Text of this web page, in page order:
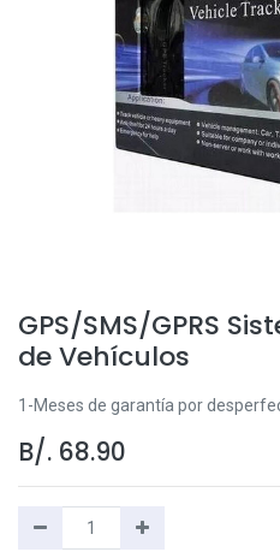
GPS/SMS/GPRS
de Vehículos
1-Meses de garantía por
B/. 68.90